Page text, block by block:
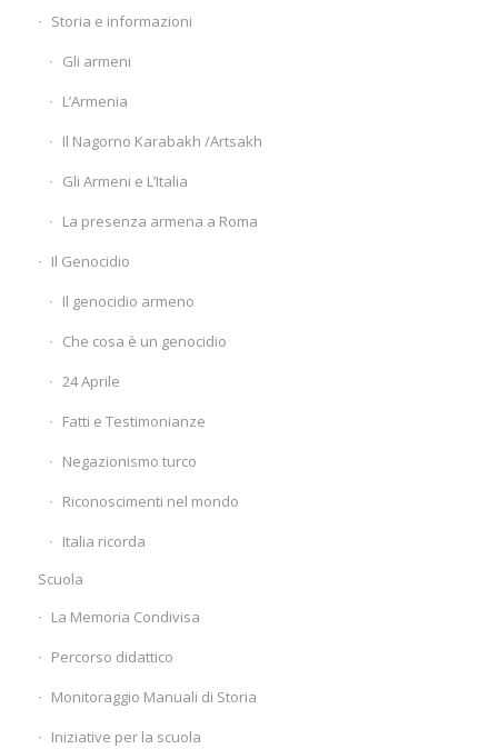
Storia e informazioni
Gli armeni
L’Armenia
Il Nagorno Karabakh /Artsakh
Gli Armeni e L’Italia
La presenza armena a Roma
Il Genocidio
Il genocidio armeno
Che cosa è un genocidio
24 Aprile
Fatti e Testimonianze
Negazionismo turco
Riconoscimenti nel mondo
Italia ricorda
Scuola
La Memoria Condivisa
Percorso didattico
Monitoraggio Manuali di Storia
Iniziative per la scuola